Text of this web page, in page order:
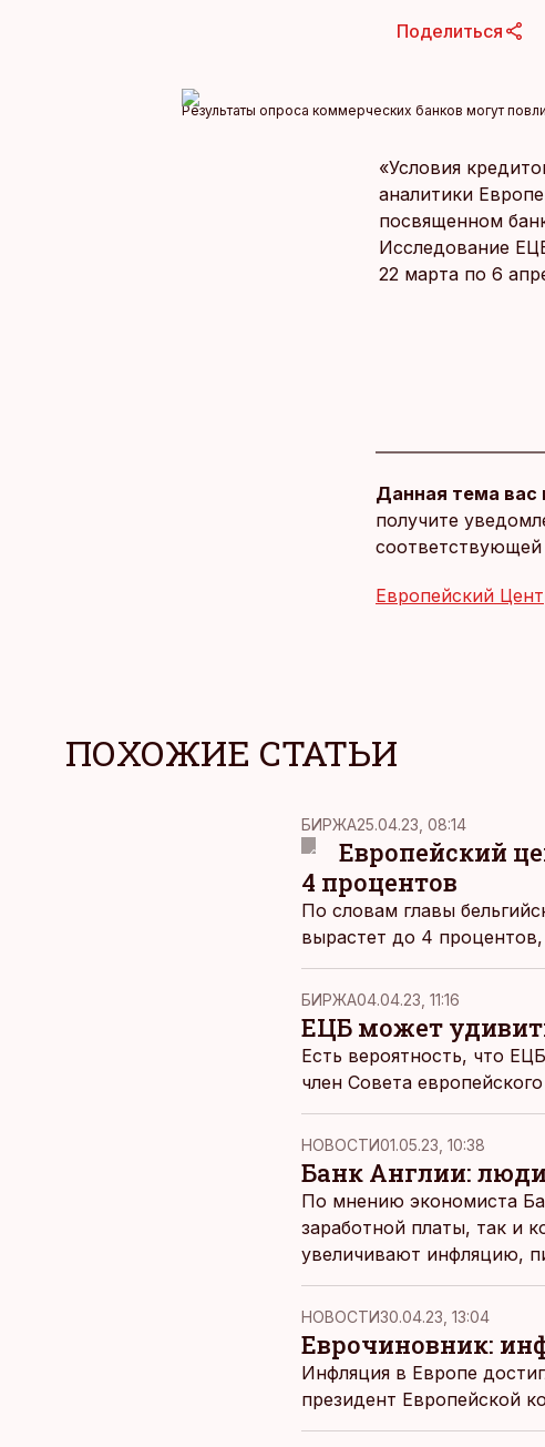
Поделиться
Результаты опроса коммерческих банков могут
«Условия
аналитики
посвященном
Исследование
22 марта по 6
Данная тема вас
получите
соответствующей
Европейский
ПОХОЖИЕ СТАТЬИ
БИРЖА25.04.23, 08:14
Европейский
4 процентов
По словам главы
вырастет до 4
БИРЖА04.04.23, 11:16
ЕЦБ может
Есть вероятность, что
член Совета европейского
НОВОСТИ01.05.23, 10:38
Банк Англии:
По мнению экономиста
заработной платы, так и
увеличивают инфляцию,
НОВОСТИ30.04.23, 13:04
Еврочиновник:
Инфляция в Европе
президент Европейской